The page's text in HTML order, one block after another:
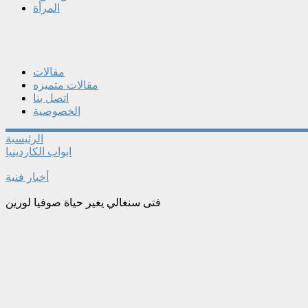
المرأة
مقالات
مقالات متميزه
اتصل بنا
الخصوصية
الرئيسية
ابواب الكاردينيا
أخبار فنية
فتى سنغالي يغير حياة صوفيا لورين